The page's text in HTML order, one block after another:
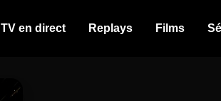
TV en direct Replays Films